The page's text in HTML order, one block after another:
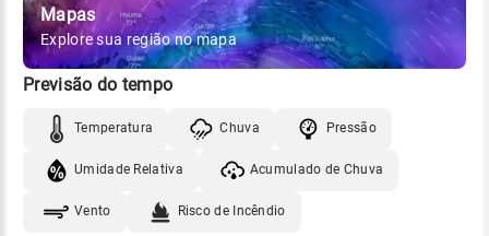
Mapas
Explore sua região no mapa
Previsão do tempo
Temperatura Chuva Pressão
Umidade Relativa Acumulado de Chuva
Vento Risco de Incêndio